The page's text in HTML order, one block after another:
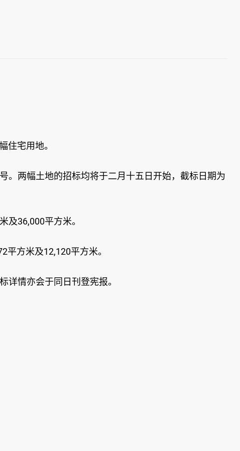
住宅用地。
。两幅土地的招标均将于二月十五日开始，截标日期为
及36,000平方米。
方米及12,120平方米。
详情亦会于同日刊登宪报。